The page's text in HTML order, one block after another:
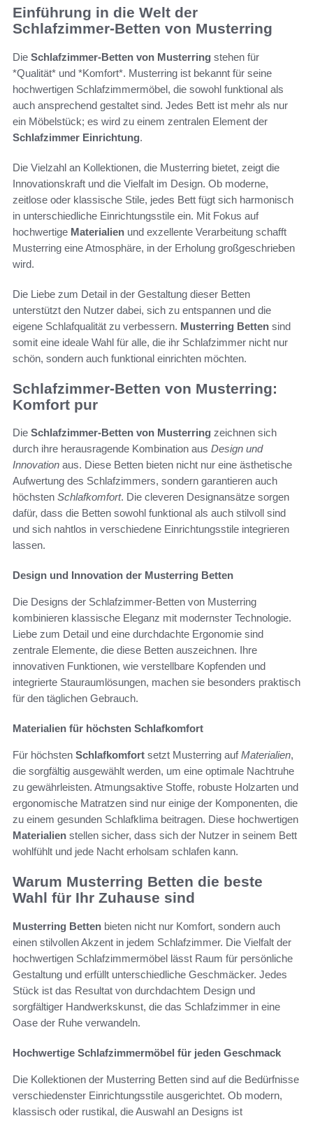
Einführung in die Welt der
Schlafzimmer-Betten von Musterring
Die Schlafzimmer-Betten von Musterring stehen für
*Qualität* und *Komfort*. Musterring ist bekannt für seine
hochwertigen Schlafzimmermöbel, die sowohl funktional als
auch ansprechend gestaltet sind. Jedes Bett ist mehr als nur
ein Möbelstück; es wird zu einem zentralen Element der
Schlafzimmer Einrichtung.
Die Vielzahl an Kollektionen, die Musterring bietet, zeigt die
Innovationskraft und die Vielfalt im Design. Ob moderne,
zeitlose oder klassische Stile, jedes Bett fügt sich harmonisch
in unterschiedliche Einrichtungsstile ein. Mit Fokus auf
hochwertige Materialien und exzellente Verarbeitung schafft
Musterring eine Atmosphäre, in der Erholung großgeschrieben
wird.
Die Liebe zum Detail in der Gestaltung dieser Betten
unterstützt den Nutzer dabei, sich zu entspannen und die
eigene Schlafqualität zu verbessern. Musterring Betten sind
somit eine ideale Wahl für alle, die ihr Schlafzimmer nicht nur
schön, sondern auch funktional einrichten möchten.
Schlafzimmer-Betten von Musterring:
Komfort pur
Die Schlafzimmer-Betten von Musterring zeichnen sich
durch ihre herausragende Kombination aus Design und
Innovation aus. Diese Betten bieten nicht nur eine ästhetische
Aufwertung des Schlafzimmers, sondern garantieren auch
höchsten Schlafkomfort. Die cleveren Designansätze sorgen
dafür, dass die Betten sowohl funktional als auch stilvoll sind
und sich nahtlos in verschiedene Einrichtungsstile integrieren
lassen.
Design und Innovation der Musterring Betten
Die Designs der Schlafzimmer-Betten von Musterring
kombinieren klassische Eleganz mit modernster Technologie.
Liebe zum Detail und eine durchdachte Ergonomie sind
zentrale Elemente, die diese Betten auszeichnen. Ihre
innovativen Funktionen, wie verstellbare Kopfenden und
integrierte Stauraumlösungen, machen sie besonders praktisch
für den täglichen Gebrauch.
Materialien für höchsten Schlafkomfort
Für höchsten Schlafkomfort setzt Musterring aufMaterialien,
die sorgfältig ausgewählt werden, um eine optimale Nachtruhe
zu gewährleisten. Atmungsaktive Stoffe, robuste Holzarten und
ergonomische Matratzen sind nur einige der Komponenten, die
zu einem gesunden Schlafklima beitragen. Diese hochwertigen
Materialien stellen sicher, dass sich der Nutzer in seinem Bett
wohlfühlt und jede Nacht erholsam schlafen kann.
Warum Musterring Betten die beste
Wahl für Ihr Zuhause sind
Musterring Betten bieten nicht nur Komfort, sondern auch
einen stilvollen Akzent in jedem Schlafzimmer. Die Vielfalt der
hochwertigen Schlafzimmermöbel lässt Raum für persönliche
Gestaltung und erfüllt unterschiedliche Geschmäcker. Jedes
Stück ist das Resultat von durchdachtem Design und
sorgfältiger Handwerkskunst, die das Schlafzimmer in eine
Oase der Ruhe verwandeln.
Hochwertige Schlafzimmermöbel für jeden Geschmack
Die Kollektionen der Musterring Betten sind auf die Bedürfnisse
verschiedenster Einrichtungsstile ausgerichtet. Ob modern,
klassisch oder rustikal, die Auswahl an Designs ist